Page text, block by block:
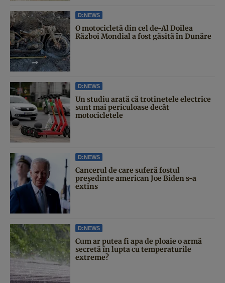
D:NEWS
O motocicletă din cel de-Al Doilea
Război Mondial a fost găsită în Dunăre
D:NEWS
Un studiu arată că trotinetele electrice
sunt mai periculoase decât
motocicletele
D:NEWS
Cancerul de care suferă fostul
președinte american Joe Biden s-a
extins
D:NEWS
Cum ar putea fi apa de ploaie o armă
secretă în lupta cu temperaturile
extreme?